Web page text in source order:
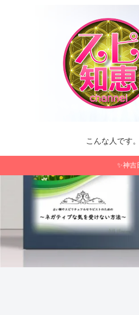
こんな人です。
✨神吉